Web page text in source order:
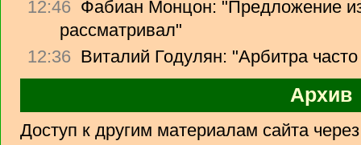
12:46 Фабиан Монцон: "Предложение
рассматривал"
12:36 Виталий Годулян: "Арбитра
Архив
Доступ к другим материалам сайта